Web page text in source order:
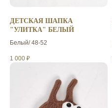
ДЕТСКАЯ ШАПКА
"УЛИТКА" БЕЛЫЙ
Белый/ 48-52
1 000 ₽